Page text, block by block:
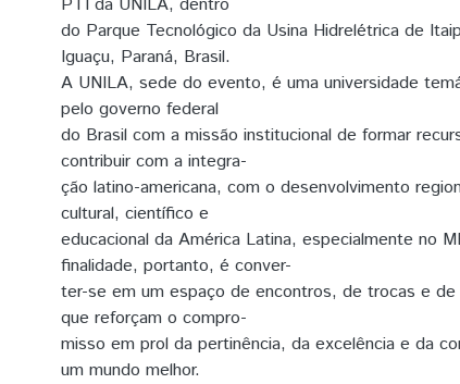
do Parque Tecnológico da Usina Hidrelétrica de
Iguaçu, Paraná, Brasil.
A UNILA, sede do evento, é uma universidade
pelo governo federal
do Brasil com a missão institucional de formar
contribuir com a integra-
ção latino-americana, com o desenvolvimento
cultural, científico e
educacional da América Latina, especialmente no
finalidade, portanto, é conver-
ter-se em um espaço de encontros, de trocas e de
que reforçam o compro-
misso em prol da pertinência, da excelência e da
um mundo melhor.